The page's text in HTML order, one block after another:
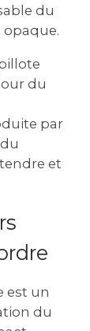
du
opaque.
du
par
et
est un
du